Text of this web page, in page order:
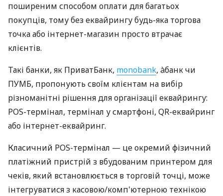
поширеним способом оплати для багатьох
покупців, тому без еквайрингу будь-яка торгова
точка або інтернет-магазин просто втрачає
клієнтів.
Такі банки, як ПриватБанк, monobank, àбанк чи
ПУМБ, пропонують своїм клієнтам на вибір
різноманітні рішення для організації еквайрингу:
POS-термінал, термінал у смартфоні, QR-еквайринг
або інтернет-еквайринг.
Класичний POS-термінал — це окремий фізичний
платіжний пристрій з вбудованим принтером для
чеків, який встановлюється в торговій точці, може
інтегруватися з касовою/комп'ютерною технікою